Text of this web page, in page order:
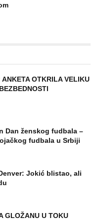
ANKETA OTKRILA VELIKU
Dan ženskog fudbala –
fudbala u Srbiji
Jokić blistao, ali
GLOŽANU U TOKU